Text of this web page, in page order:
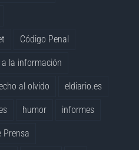
Código Penal
a la información
al olvido eldiario.es
humor informes
Prensa